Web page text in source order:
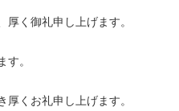
厚く御礼申し上げます。
す。
くお礼申し上げます。